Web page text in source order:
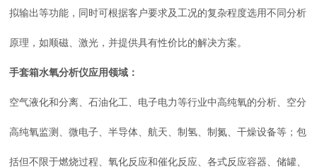
拟输出等功能，同时可根据客户要求及工况的复杂程度选用不同分析
原理，如顺磁、激光，并提供具有性价比的解决方案。
手套箱水氧分析仪应用领域：
空气液化和分离、石油化工、电子电力等行业中高纯氧的分析、空分
高纯氧监测、微电子、半导体、航天、制氢、制氮、干燥设备等；包
括但不限于燃烧过程、氧化反应和催化反应、各式反应容器、储罐、